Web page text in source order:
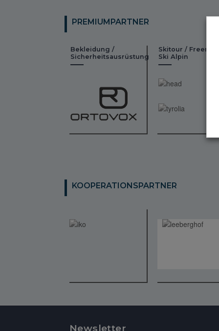
PREMIUMPARTNER
Bekleidung /
Sicherheitsausrüstung
Skitour / Freeride /
Ski Alpin
KOOPERATIONSPARTNER
Newsletter